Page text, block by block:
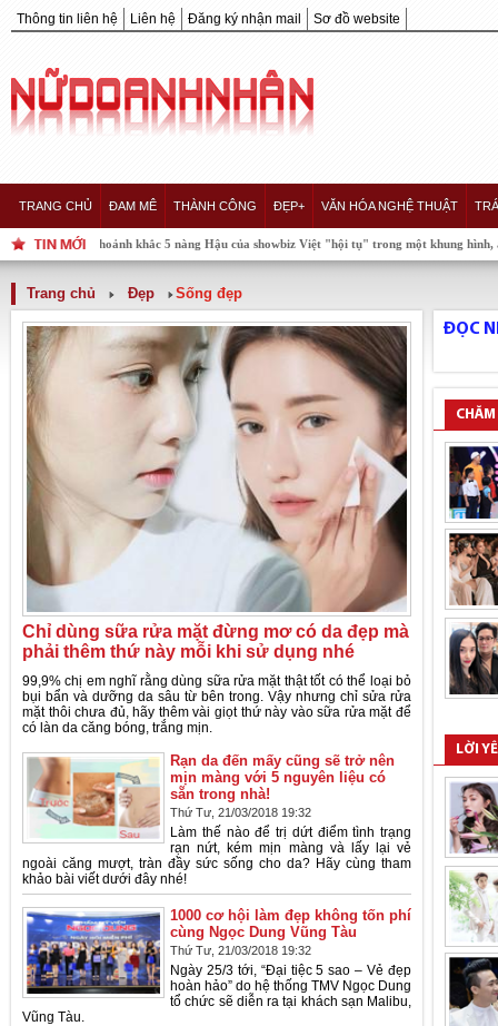
Thông tin liên hệ Liên hệ Đăng ký nhận mail Sơ đồ website
TRANG CHỦ ĐAM MÊ THÀNH CÔNG ĐẸP+ VĂN HÓA NGHỆ THUẬT
Khoảnh khắc 5 nàng Hậu của showbiz Việt "hội tụ" trong một khung hình, ai xuất
Trang chủ Đẹp Sống đẹp
Chỉ dùng sữa rửa mặt đừng mơ có da đẹp mà
phải thêm thứ này mỗi khi sử dụng nhé
99,9% chị em nghĩ rằng dùng sữa rửa mặt thật tốt có thể loại bỏ
bụi bẩn và dưỡng da sâu từ bên trong. Vậy nhưng chỉ sửa rửa
mặt thôi chưa đủ, hãy thêm vài giọt thứ này vào sữa rửa mặt để
có làn da căng bóng, trắng mịn.
Rạn da đến mấy cũng sẽ trở nên
mịn màng với 5 nguyên liệu có
sẵn trong nhà!
Thứ Tư, 21/03/2018 19:32
Làm thế nào để trị dứt điểm tình trạng
rạn nứt, kém mịn màng và lấy lại vẻ
ngoài căng mượt, tràn đầy sức sống cho da? Hãy cùng tham
khảo bài viết dưới đây nhé!
1000 cơ hội làm đẹp không tốn phí
cùng Ngọc Dung Vũng Tàu
Thứ Tư, 21/03/2018 19:32
Ngày 25/3 tới, “Đại tiệc 5 sao – Vẻ đẹp
hoàn hảo” do hệ thống TMV Ngọc Dung
tổ chức sẽ diễn ra tại khách sạn Malibu,
Vũng Tàu.
ĐỌC
LỜI